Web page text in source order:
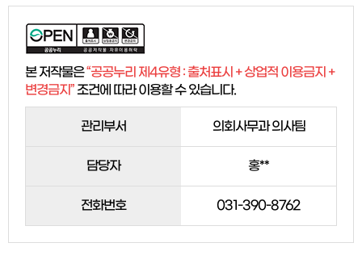
본 저작물은“공공누리 제4유형 : 출처표시 + 상업적 이용금지 +
변경금지” 조건에 따라 이용할 수 있습니다.
관리부서 의회사무과 의사팀
담당자 홍**
전화번호 031-390-8762